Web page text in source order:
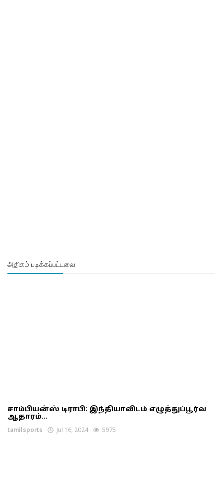
அதிகம் படிக்கப்பட்டவை
சாம்பியன்ஸ் டிராபி: இந்தியாவிடம் எழுத்துப்பூர்வ
ஆதாரம்...
tamilsports Jul 16, 2024 5975